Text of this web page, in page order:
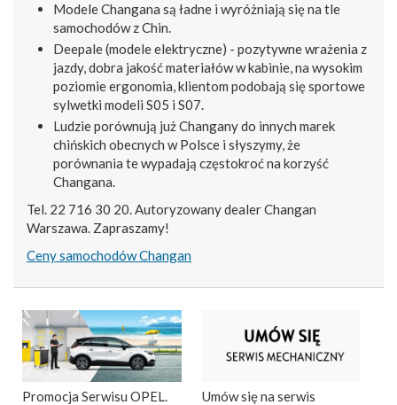
Modele Changana są ładne i wyróżniają się na tle
samochodów z Chin.
Deepale (modele elektryczne) - pozytywne wrażenia z
jazdy, dobra jakość materiałów w kabinie, na wysokim
poziomie ergonomia, klientom podobają się sportowe
sylwetki modeli S05 i S07.
Ludzie porównują już Changany do innych marek
chińskich obecnych w Polsce i słyszymy, że
porównania te wypadają częstokroć na korzyść
Changana.
Tel. 22 716 30 20. Autoryzowany dealer Changan
Warszawa. Zapraszamy!
Ceny samochodów Changan
Promocja Serwisu OPEL.
Umów się na serwis